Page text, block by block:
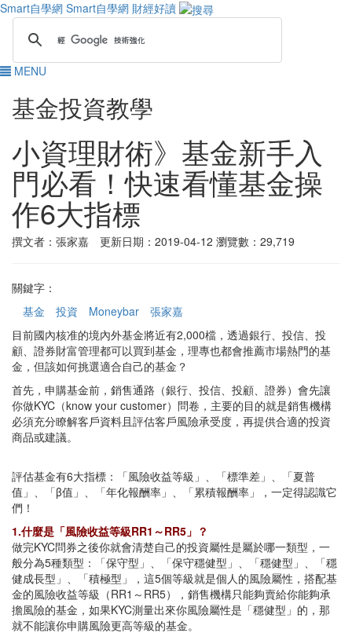
Smart自學網 Smart自學網 財經好讀
MENU
基金投資教學
小資理財術》基金新手入
門必看！快速看懂基金操
作6大指標
撰文者：張家嘉 更新日期：2019-04-12 瀏覽數：29,719
關鍵字：
基金
投資 Moneybar
張家嘉
目前國內核准的境內外基金將近有2,000檔，透過銀行、投信、投
顧、證券財富管理都可以買到基金，理專也都會推薦市場熱門的基
金，但該如何挑選適合自己的基金？
首先，申購基金前，銷售通路（銀行、投信、投顧、證券）會先讓
你做KYC（know your customer）問卷，主要的目的就是銷售機構
必須充分瞭解客戶資料且評估客戶風險承受度，再提供合適的投資
商品或建議。
評估基金有6大指標：「風險收益等級」、「標準差」、「夏普
值」、「β值」、「年化報酬率」、「累積報酬率」，一定得認識它
們！
1.什麼是「風險收益等級RR1～RR5」？
做完KYC問券之後你就會清楚自己的投資屬性是屬於哪一類型，一
般分為5種類型：「保守型」、「保守穩健型」、「穩健型」、「穩
健成長型」、「積極型」，這5個等級就是個人的風險屬性，搭配基
金的風險收益等級（RR1～RR5），銷售機構只能夠賣給你能夠承
擔風險的基金，如果KYC測量出來你風險屬性是「穩健型」的，那
就不能讓你申購風險更高等級的基金。